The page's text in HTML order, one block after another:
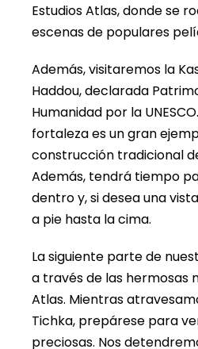
Estudios Atlas, donde se
escenas de populares
Además, visitaremos la
Haddou, declarada
Humanidad por la
fortaleza es un gran
construcción tradicional
Además, tendrá tiempo
dentro y, si desea una
a pie hasta la cima.
La siguiente parte de
a través de las hermosas
Atlas. Mientras
Tichka, prepárese para
preciosas. Nos